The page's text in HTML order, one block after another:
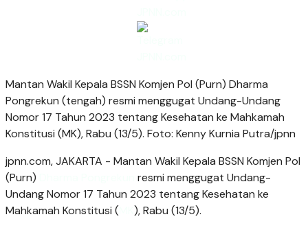
Mantan Wakil Kepala BSSN Komjen Pol (Purn) Dharma
Pongrekun (tengah) resmi menggugat Undang-Undang
Nomor 17 Tahun 2023 tentang Kesehatan ke Mahkamah
Konstitusi (MK), Rabu (13/5). Foto: Kenny Kurnia Putra/jpnn
jpnn.com, JAKARTA - Mantan Wakil Kepala BSSN Komjen Pol
(Purn)
resmi menggugat Undang-
Undang Nomor 17 Tahun 2023 tentang Kesehatan ke
Mahkamah Konstitusi (
), Rabu (13/5).